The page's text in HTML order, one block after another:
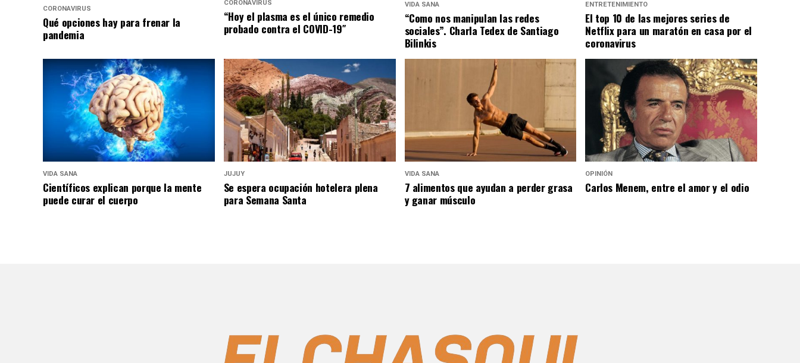
CORONAVIRUS
Qué opciones hay para frenar la
pandemia
CORONAVIRUS
“Hoy el plasma es el único remedio
probado contra el COVID-19″
VIDA SANA
“Como nos manipulan las redes
sociales”. Charla Tedex de Santiago
Bilinkis
ENTRETENIMIENTO
El top 10 de las mejores series de
Netflix para un maratón en casa por el
coronavirus
VIDA SANA
Científicos explican porque la mente
puede curar el cuerpo
JUJUY
Se espera ocupación hotelera plena
para Semana Santa
VIDA SANA
7 alimentos que ayudan a perder grasa
y ganar músculo
OPINIÓN
Carlos Menem, entre el amor y el odio